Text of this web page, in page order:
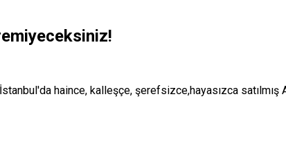
haince, kalleşçe, şerefsizce,hayasızca satılmış